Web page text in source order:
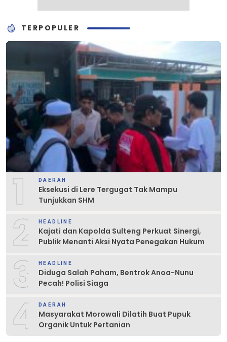
TERPOPULER
1 DAERAH
Eksekusi di Lere Tergugat Tak Mampu
Tunjukkan SHM
2 HEADLINE
Kajati dan Kapolda Sulteng Perkuat Sinergi,
Publik Menanti Aksi Nyata Penegakan Hukum
3 HEADLINE
Diduga Salah Paham, Bentrok Anoa-Nunu
Pecah! Polisi Siaga
4 DAERAH
Masyarakat Morowali Dilatih Buat Pupuk
Organik Untuk Pertanian